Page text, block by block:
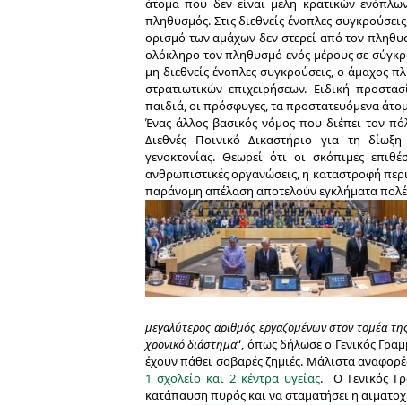
άτομα που δεν είναι μέλη κρατικών
πληθυσμός. Στις διεθνείς ένοπλες
ορισμό των αμάχων δεν στερεί από τον
ολόκληρο τον πληθυσμό ενός μέρους σε
μη διεθνείς ένοπλες συγκρούσεις, ο άμαχος
στρατιωτικών επιχειρήσεων. Ειδική
παιδιά, οι πρόσφυγες, τα προστατευόμενα
Ένας άλλος βασικός νόμος που διέπει τον
Διεθνές Ποινικό Δικαστήριο για τη
γενοκτονίας. Θεωρεί ότι οι σκόπιμες
ανθρωπιστικές οργανώσεις, η καταστροφή
παράνομη απέλαση αποτελούν εγκλήματα
μεγαλύτερος αριθμός εργαζομένων στον τομέα
χρονικό διάστημα“, όπως δήλωσε ο Γενικός
έχουν πάθει σοβαρές ζημιές. Μάλιστα
1 σχολείο και 2 κέντρα υγείας. Ο Γενικός
κατάπαυση πυρός και να σταματήσει η